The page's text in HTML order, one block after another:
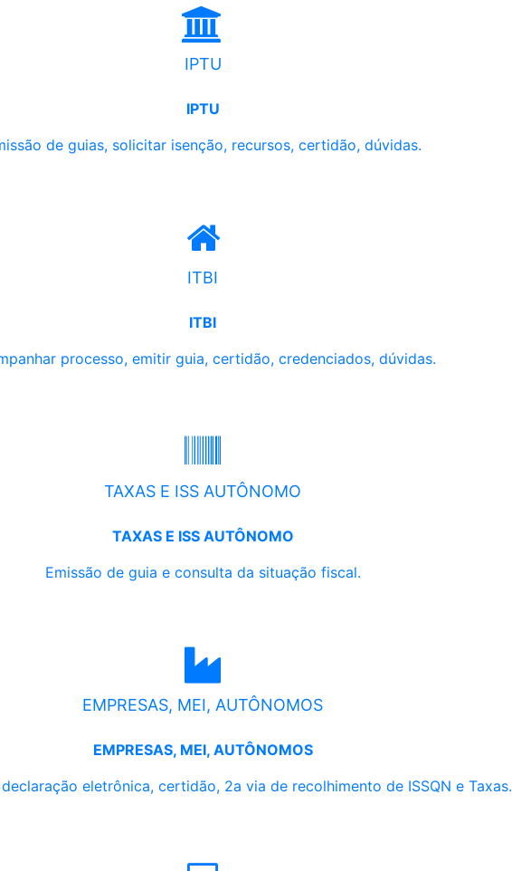
IPTU
IPTU
de guias, solicitar isenção, recursos, certidão, dúvidas.
ITBI
ITBI
processo, emitir guia, certidão, credenciados, dúvidas.
TAXAS E ISS AUTÔNOMO
TAXAS E ISS AUTÔNOMO
Emissão de guia e consulta da situação fiscal.
EMPRESAS, MEI, AUTÔNOMOS
EMPRESAS, MEI, AUTÔNOMOS
eletrônica, certidão, 2a via de recolhimento de ISSQN e Taxas.